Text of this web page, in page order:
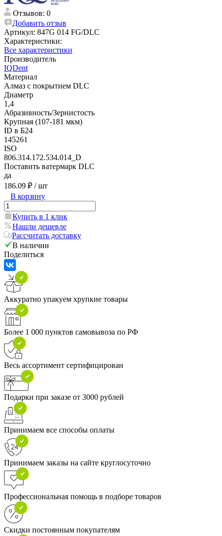
Отзывов: 0
Добавить отзыв
Артикул: 847G 014 FG/DLC
Характеристики:
Все характеристики
Производитель
IQDent
Материал
Алмаз с покрытием DLC
Диаметр
1,4
Абразивность/Зернистость
Крупная (107-181 мкм)
ID в Б24
145261
ISO
806.314.172.534.014_D
Поставить ватермарк DLC
да
186.09 ₽ / шт
В корзину
Купить в 1 клик
Нашли дешевле
Рассчитать доставку
В наличии
Поделиться
Аккуратно упакуем хрупкие товары
Более 1 000 пунктов самовывоза по РФ
Весь ассортимент сертифицирован
Подарки при заказе от 3000 рублей
Принимаем все способы оплаты
Принимаем заказы на сайте круглосуточно
Профессиональная помощь в подборе товаров
Скидки постоянным покупателям